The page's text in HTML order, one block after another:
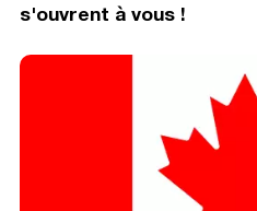
s'ouvrent à vous !